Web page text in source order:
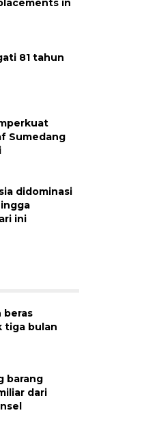
in
81 tahun
Sumedang
didominasi
ini
beras
tiga bulan
barang
dari